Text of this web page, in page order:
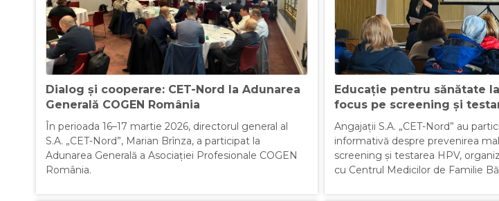
Dialog și cooperare: CET-Nord la Adunarea
Generală COGEN România
În perioada 16–17 martie 2026, directorul general al
S.A. „CET-Nord”, Marian Brînza, a participat la
Adunarea Generală a Asociației Profesionale COGEN
România.
Educație pentru sănătate
focus pe screening și
Angajații S.A. „CET-Nord” au
informativă despre prevenirea
screening și testarea HPV,
cu Centrul Medicilor de Familie